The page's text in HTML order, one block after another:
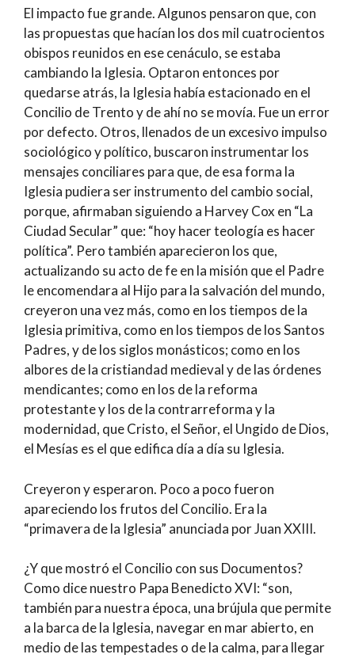
El impacto fue grande. Algunos pensaron que, con
las propuestas que hacían los dos mil cuatrocientos
obispos reunidos en ese cenáculo, se estaba
cambiando la Iglesia. Optaron entonces por
quedarse atrás, la Iglesia había estacionado en el
Concilio de Trento y de ahí no se movía. Fue un error
por defecto. Otros, llenados de un excesivo impulso
sociológico y político, buscaron instrumentar los
mensajes conciliares para que, de esa forma la
Iglesia pudiera ser instrumento del cambio social,
porque, afirmaban siguiendo a Harvey Cox en “La
Ciudad Secular” que: “hoy hacer teología es hacer
política”. Pero también aparecieron los que,
actualizando su acto de fe en la misión que el Padre
le encomendara al Hijo para la salvación del mundo,
creyeron una vez más, como en los tiempos de la
Iglesia primitiva, como en los tiempos de los Santos
Padres, y de los siglos monásticos; como en los
albores de la cristiandad medieval y de las órdenes
mendicantes; como en los de la reforma
protestante y los de la contrarreforma y la
modernidad, que Cristo, el Señor, el Ungido de Dios,
el Mesías es el que edifica día a día su Iglesia.
Creyeron y esperaron. Poco a poco fueron
apareciendo los frutos del Concilio. Era la
“primavera de la Iglesia” anunciada por Juan XXIII.
¿Y que mostró el Concilio con sus Documentos?
Como dice nuestro Papa Benedicto XVI: “son,
también para nuestra época, una brújula que permite
a la barca de la Iglesia, navegar en mar abierto, en
medio de las tempestades o de la calma, para llegar